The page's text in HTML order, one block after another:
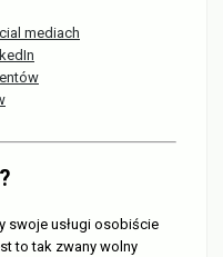
mediach
swoje usługi osobiście
to tak zwany wolny